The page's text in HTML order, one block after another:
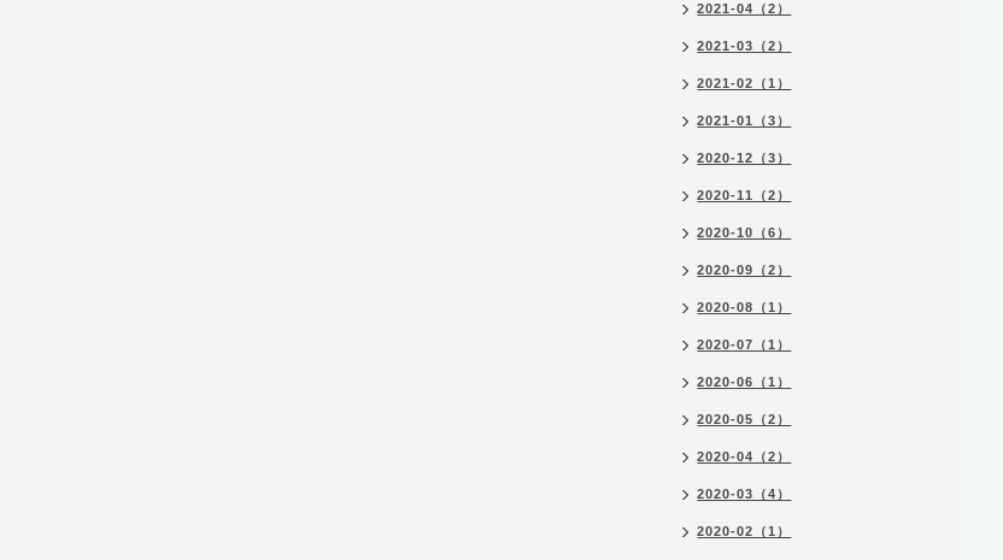
2021-04（2）
2021-03（2）
2021-02（1）
2021-01（3）
2020-12（3）
2020-11（2）
2020-10（6）
2020-09（2）
2020-08（1）
2020-07（1）
2020-06（1）
2020-05（2）
2020-04（2）
2020-03（4）
2020-02（1）